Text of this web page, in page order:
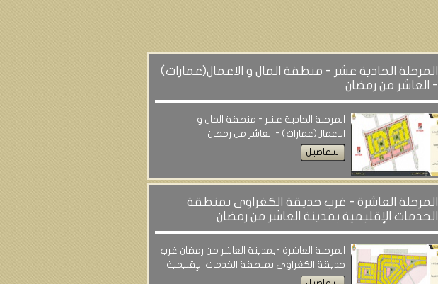
المرحلة الحادية عشر - منطقة المال و الاعمال(عمارات)
- العاشر من رمضان
المرحلة الحادية عشر - منطقة المال و
الاعمال(عمارات) - العاشر من رمضان
التفاصيل
المرحلة العاشرة - غرب حديقة الكغراوى بمنطقة
الخدمات الإقليمية بمدينة العاشر من رمضان
المرحلة العاشرة -بمدينة العاشر من رمضان غرب
حديقة الكغراوى بمنطقة الخدمات الإقليمية